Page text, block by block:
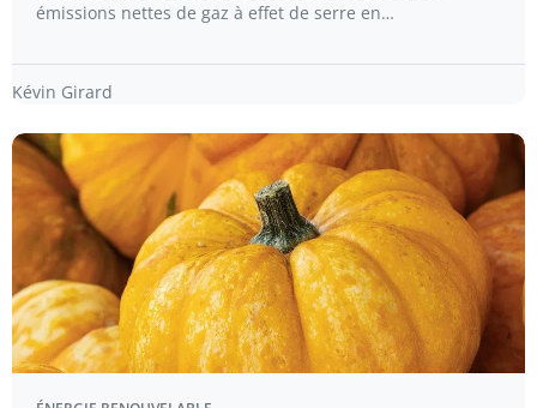
émissions nettes de gaz à effet de serre en…
Kévin Girard